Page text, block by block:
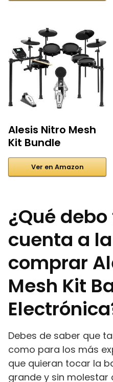
Alesis Nitro Mesh
Kit Bundle
Ver en Amazon
¿Qué
cuenta a
comprar
Mesh Kit
Debes de saber que
como para los más
que quieran tocar la
grande y sin molestar